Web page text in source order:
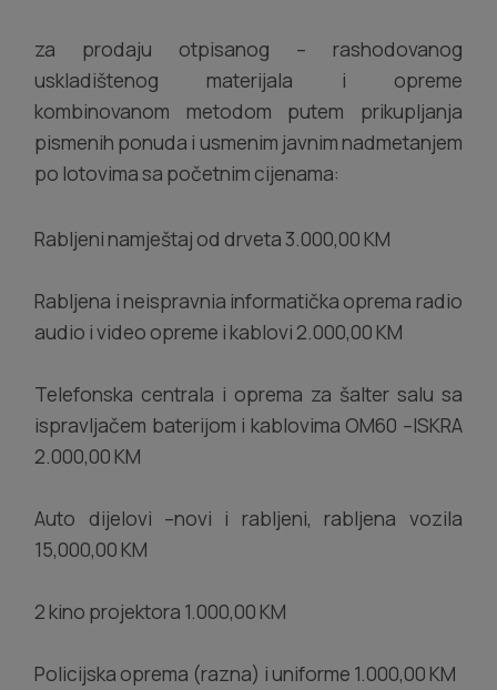
za prodaju otpisanog – rashodovanog
uskladištenog materijala i opreme
kombinovanom metodom putem prikupljanja
pismenih ponuda i usmenim javnim nadmetanjem
po lotovima sa početnim cijenama:
Rabljeni namještaj od drveta 3.000,00 KM
Rabljena i neispravnia informatička oprema radio
audio i video opreme i kablovi 2.000,00 KM
Telefonska centrala i oprema za šalter salu sa
ispravljačem baterijom i kablovima OM60 –ISKRA
2.000,00 KM
Auto dijelovi –novi i rabljeni, rabljena vozila
15,000,00 KM
2 kino projektora 1.000,00 KM
Policijska oprema (razna) i uniforme 1.000,00 KM